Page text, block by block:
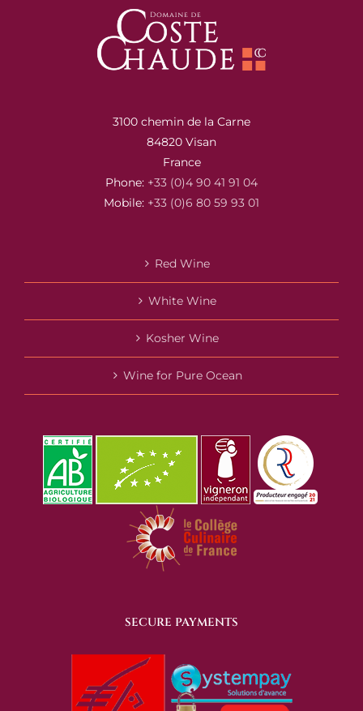
3100 chemin de la Carne
84820 Visan
France
Phone: +33 (0)4 90 41 91 04
Mobile: +33 (0)6 80 59 93 01
Red Wine
White Wine
Kosher Wine
Wine for Pure Ocean
SECURE PAYMENTS